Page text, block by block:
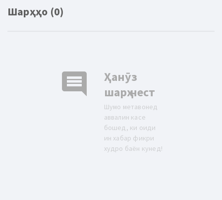
Шарҳҳо (0)
comment
Ҳанӯз
шарҳ нест
Шумо метавонед
аввалин касе
бошед, ки оиди
ин хабар фикри
худро баён кунед!